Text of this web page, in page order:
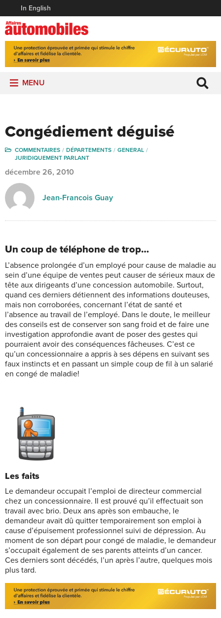
In English
MENU
Congédiement déguisé
COMMENTAIRES DÉPARTEMENTS
GENERAL
JURIDIQUEMENT PARLANT
décembre 26, 2010
Jean-Francois Guay
Un coup de téléphone de trop…
L’absence prolongée d’un employé pour cause de maladie au
sein d’une équipe de ventes peut causer de sérieux maux de
tête aux dirigeants d’une concession automobile. Surtout,
quand ces derniers détiennent des informations douteuses,
mais non corroborées, concernant l’état de santé et
l’absence au travail de l’employé. Dans le doute, le meilleur
des conseils est de conserver son sang froid et de faire une
investigation approfondie avant de poser des gestes qui
pourraient avoir des conséquences fâcheuses. C’est ce
qu’un concessionnaire a appris à ses dépens en suivant ses
faux instincts et en passant un simple coup de fil à un salarié
en congé de maladie!
Les faits
Le demandeur occupait l’emploi de directeur commercial
chez un concessionnaire. Il est prouvé qu’il effectuait son
travail avec brio. Deux ans après son embauche, le
demandeur avait dû quitter temporairement son emploi à
cause d’épuisement professionnel suivi de dépression. Au
moment de son départ pour congé de maladie, le demandeur
s’occupait également de ses parents atteints d’un cancer.
Ces derniers sont décédés, l’un après l’autre, quelques mois
plus tard.